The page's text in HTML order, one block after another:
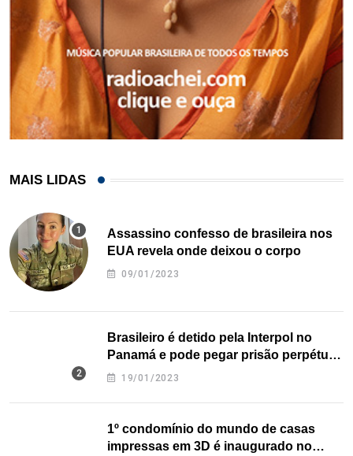
MAIS LIDAS
Assassino confesso de brasileira nos
EUA revela onde deixou o corpo
09/01/2023
Brasileiro é detido pela Interpol no
Panamá e pode pegar prisão perpétua
nos EUA
19/01/2023
1º condomínio do mundo de casas
impressas em 3D é inaugurado no